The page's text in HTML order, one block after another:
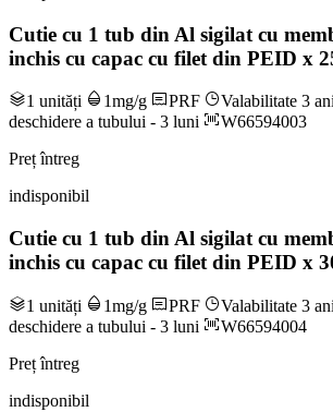
Cutie cu 1 tub din Al sigilat cu
inchis cu capac cu filet din PEID x
1 unități 1mg/g PRF
Valabilitate 3
deschidere a tubului - 3 luni
W66594003
Preț întreg
indisponibil
Cutie cu 1 tub din Al sigilat cu
inchis cu capac cu filet din PEID x
1 unități 1mg/g PRF
Valabilitate 3
deschidere a tubului - 3 luni
W66594004
Preț întreg
indisponibil